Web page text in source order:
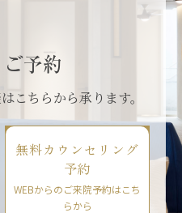
予約
こちらから承ります。
無料カウンセリング
予約
WEBからのご来院予約はこち
らから